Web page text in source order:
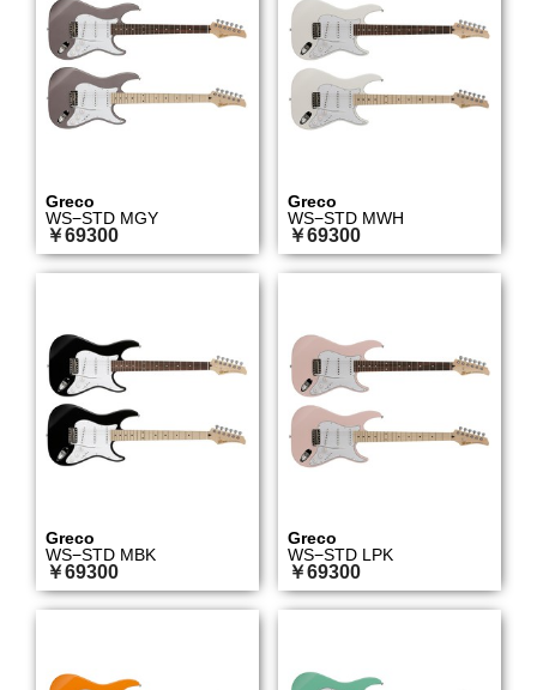
Greco
WS−STD MGY
￥69300
Greco
WS−STD MWH
￥69300
Greco
WS−STD MBK
￥69300
Greco
WS−STD LPK
￥69300